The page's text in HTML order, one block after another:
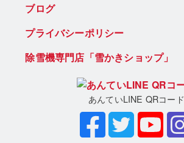
ブログ
プライバシーポリシー
除雪機専門店「雪かきショップ」
あんていLINE QRコード